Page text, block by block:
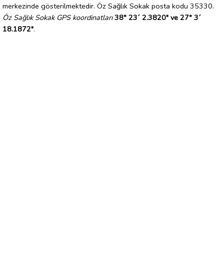
merkezinde gösterilmektedir. Öz Sağlık Sokak posta kodu 35330.
Öz Sağlık Sokak GPS koordinatları 38° 23´ 2.3820" ve 27° 3´
18.1872".